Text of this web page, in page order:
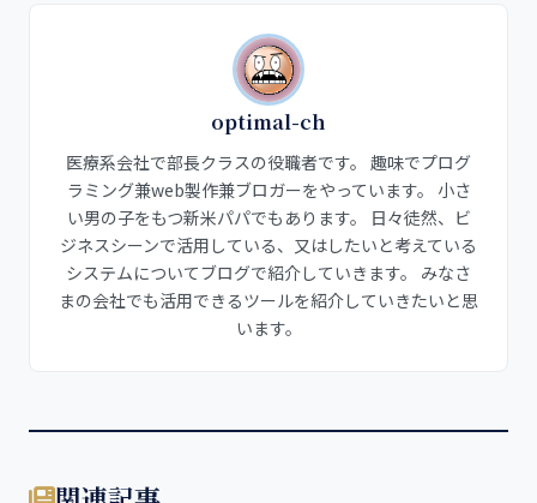
optimal-ch
医療系会社で部長クラスの役職者です。 趣味でプログ
ラミング兼web製作兼ブロガーをやっています。 小さ
い男の子をもつ新米パパでもあります。 日々徒然、ビ
ジネスシーンで活用している、又はしたいと考えている
システムについてブログで紹介していきます。 みなさ
まの会社でも活用できるツールを紹介していきたいと思
います。